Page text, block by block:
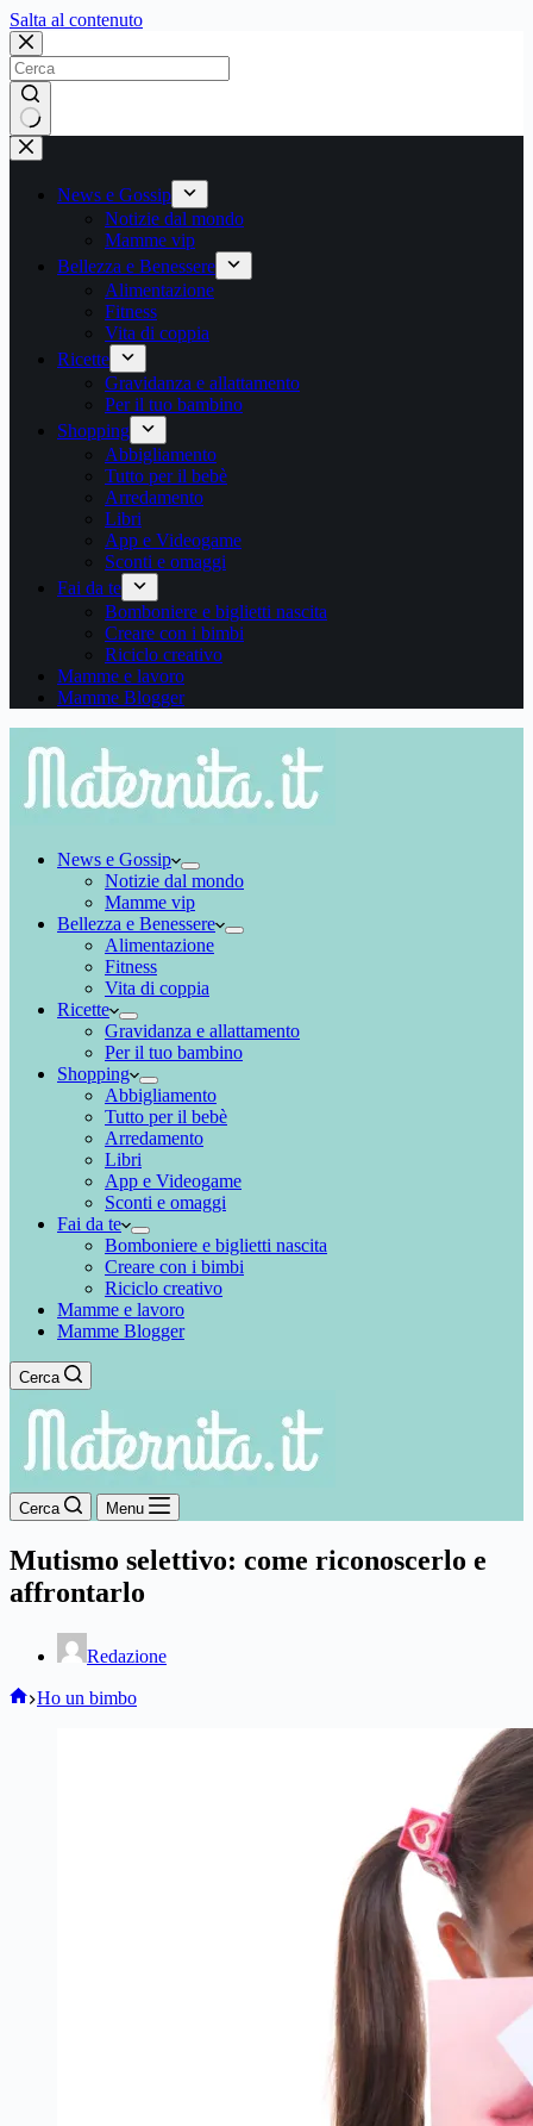
Salta al contenutoSalta
contenuto
Nessun
risultato
News e Gossip
Notizie dal mondo
Mamme vip
Bellezza e Benessere
Alimentazione
Fitness
Vita di coppia
Ricette
Gravidanza e allattamento
Per il tuo bambino
Shopping
Abbigliamento
Tutto per il bebè
Arredamento
Libri
App e Videogame
Sconti e omaggi
Fai da te
Bomboniere e biglietti nascita
Creare con i bimbi
Riciclo creativo
Mamme e lavoro
Mamme Blogger
News e Gossip
Notizie dal mondo
Mamme vip
Bellezza e Benessere
Alimentazione
Fitness
Vita di coppia
Ricette
Gravidanza e allattamento
Per il tuo bambino
Shopping
Abbigliamento
Tutto per il bebè
Arredamento
Libri
App e Videogame
Sconti e omaggi
Fai da te
Bomboniere e biglietti nascita
Creare con i bimbi
Riciclo creativo
Mamme e lavoro
Mamme Blogger
Cerca
Cerca Menu
Mutismo selettivo: come riconoscerlo e
affrontarlo
Redazione
Home
Ho un bimbo